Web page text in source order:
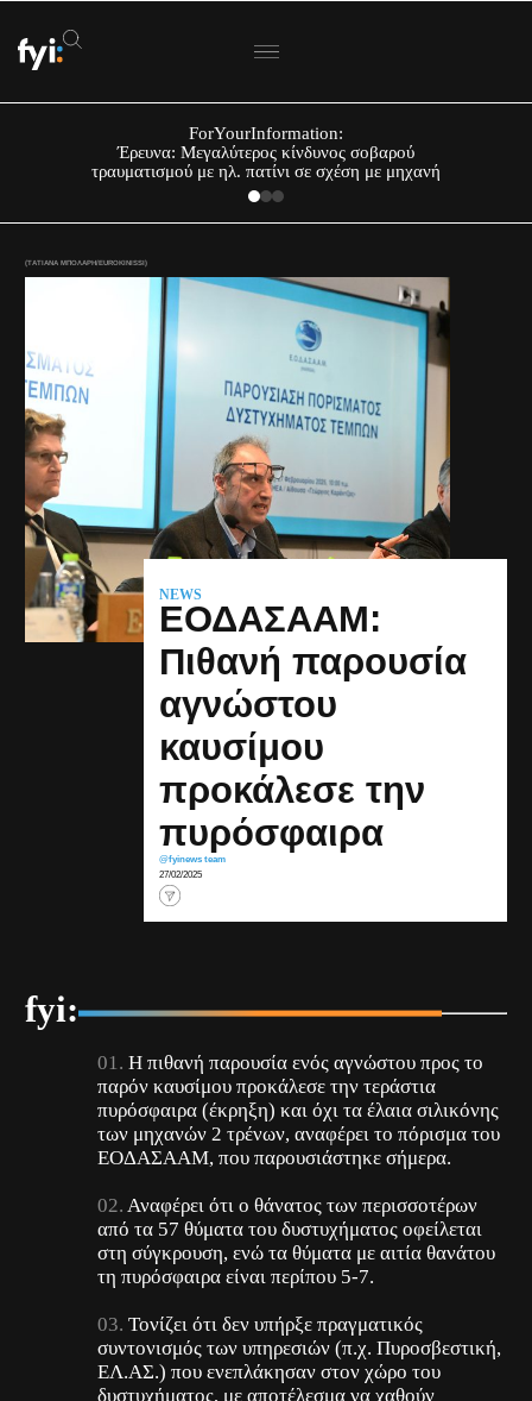
ForYourInformation:
Έρευνα: Μεγαλύτερος κίνδυνος σοβαρού
τραυματισμού με ηλ. πατίνι σε σχέση με μηχανή
(ΤΑΤΙΑΝΑ ΜΠΟΛΑΡΗ/EUROKINISSI)
NEWS
ΕΟΔΑΣΑΑΜ:
Πιθανή παρουσία
αγνώστου
καυσίμου
προκάλεσε την
πυρόσφαιρα
@fyinews team
27/02/2025
fyi:
Η πιθανή παρουσία ενός αγνώστου προς το
παρόν καυσίμου προκάλεσε την τεράστια
πυρόσφαιρα (έκρηξη) και όχι τα έλαια σιλικόνης
των μηχανών 2 τρένων, αναφέρει το πόρισμα του
ΕΟΔΑΣΑΑΜ, που παρουσιάστηκε σήμερα.
Αναφέρει ότι ο θάνατος των περισσοτέρων
από τα 57 θύματα του δυστυχήματος οφείλεται
στη σύγκρουση, ενώ τα θύματα με αιτία θανάτου
τη πυρόσφαιρα είναι περίπου 5-7.
Τονίζει ότι δεν υπήρξε πραγματικός
συντονισμός των υπηρεσιών (π.χ. Πυροσβεστική,
ΕΛ.ΑΣ.) που ενεπλάκησαν στον χώρο του
δυστυχήματος, με αποτέλεσμα να χαθούν